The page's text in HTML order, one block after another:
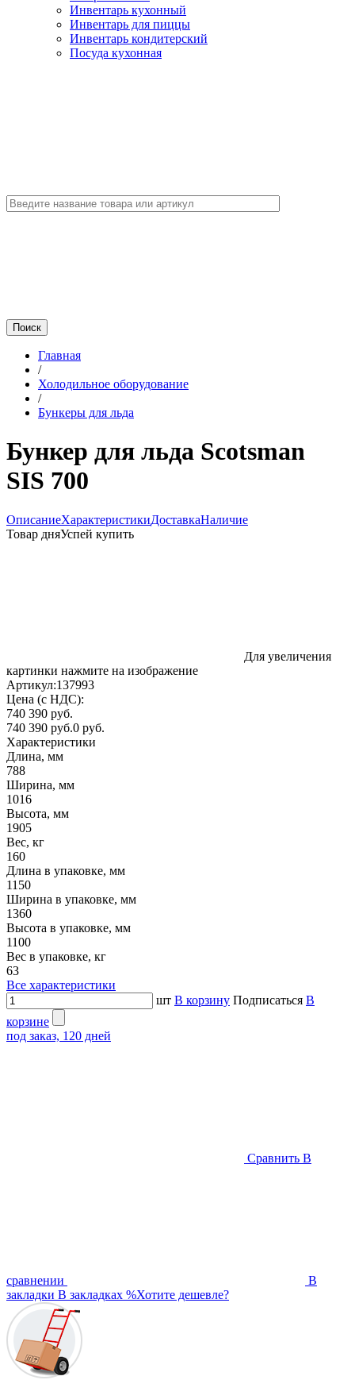
Инвентарь кухонный
Инвентарь для пиццы
Инвентарь кондитерский
Посуда кухонная
Главная
/
Холодильное оборудование
/
Бункеры для льда
Бункер для льда Scotsman
SIS 700
ОписаниеХарактеристикиДоставкаНаличие
Товар дняУспей купить
Для увеличения
картинки нажмите на изображение
Артикул:137993
Цена (с НДС):
740 390 руб.
740 390 руб.0 руб.
Характеристики
Длина, мм
788
Ширина, мм
1016
Высота, мм
1905
Вес, кг
160
Длина в упаковке, мм
1150
Ширина в упаковке, мм
1360
Высота в упаковке, мм
1100
Вес в упаковке, кг
63
Все характеристики
шт В корзину Подписаться В
корзине
под заказ, 120 дней
Сравнить В
сравнении
В
закладки В закладках %Хотите дешевле?